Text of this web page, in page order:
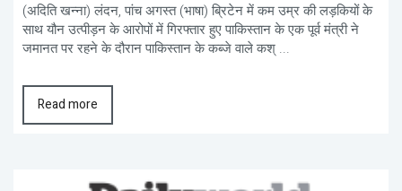
(अदिति खन्ना) लंदन, पांच अगस्त (भाषा) ब्रिटेन में कम उम्र की लड़कियों के
साथ यौन उत्पीड़न के आरोपों में गिरफ्तार हुए पाकिस्तान के एक पूर्व मंत्री ने
जमानत पर रहने के दौरान पाकिस्तान के कब्जे वाले कश् ...
Read more